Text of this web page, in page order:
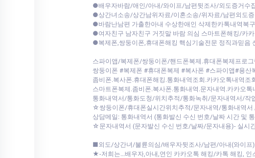
●배우자바람/애인/아내/와이프/남편뒷조사/외도증거수
●상간녀소송/상간남위자료/이혼소송/위자료/남편외도
●바람난남편 가출한아내 수상한애인 삭제한카톡내역복
●여자친구 남자친구 거짓말 바람 의심 스마트폰해킹/카
●복제폰,쌍둥이폰,휴대폰해킹 핵심기술전문 정직과믿음
스파이앱/복제폰/쌍둥이폰/핸드폰복제.휴대폰복제프로그
쌍둥이폰 #복제폰 #휴대폰복제 #복사폰 #스파이앱#용산
좀비폰.복사폰.휴대폰해킹.통화내역조회.카카오톡내역조
스마트폰복제.좀비폰.복사폰.통화내역.문자내역.카카오톡
통화내역서/통화도청/위치추적/통화녹취/문자내역서/작
☆쌍둥이폰/휴대폰실시간위치추적/문자내역/통화내역서
상담메일: 통화내역서 (통화발신 수신 번호/날짜 시간 및
☆문자내역서 (문자발신 수신 번호/날짜/문자내용)- 실시
■외도/상간녀/불륜의심/배우자뒷조사/남편/아내(와이
★-저희는...배우자,아내,연인 카카오톡 해킹/카톡 해킹,